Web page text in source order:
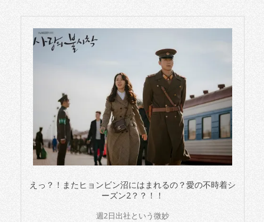
えっ？！またヒョンビン沼にはまれるの？愛の不時着シ
ーズン2？？！！
週2日出社という微妙